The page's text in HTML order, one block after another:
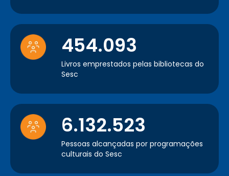
454.093
Livros emprestados pelas bibliotecas do
Sesc
6.132.523
Pessoas alcançadas por programações
culturais do Sesc